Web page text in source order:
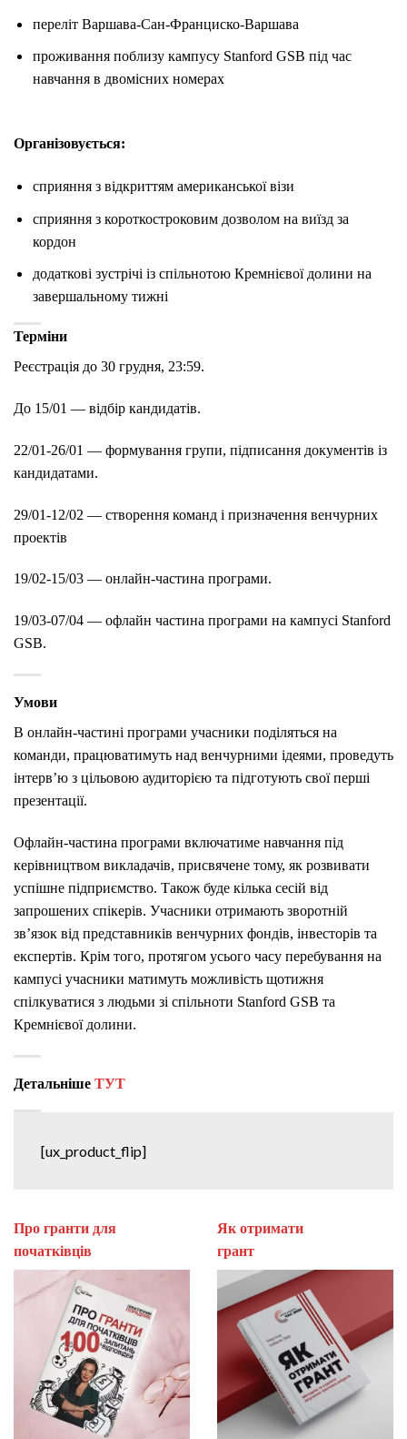
переліт Варшава-Сан-Франциско-Варшава
проживання поблизу кампусу Stanford GSB під час
навчання в двомісних номерах
Організовується:
сприяння з відкриттям американської візи
сприяння з короткостроковим дозволом на виїзд за
кордон
додаткові зустрічі із спільнотою Кремнієвої долини на
завершальному тижні
Терміни
Реєстрація до 30 грудня, 23:59.
До 15/01 — відбір кандидатів.
22/01-26/01 — формування групи, підписання документів із
кандидатами.
29/01-12/02 — створення команд і призначення венчурних
проектів
19/02-15/03 — онлайн-частина програми.
19/03-07/04 — офлайн частина програми на кампусі Stanford
GSB.
Умови
В онлайн-частині програми учасники поділяться на
команди, працюватимуть над венчурними ідеями, проведуть
інтерв’ю з цільовою аудиторією та підготують свої перші
презентації.
Офлайн-частина програми включатиме навчання під
керівництвом викладачів, присвячене тому, як розвивати
успішне підприємство. Також буде кілька сесій від
запрошених спікерів. Учасники отримають зворотній
зв’язок від представників венчурних фондів, інвесторів та
експертів. Крім того, протягом усього часу перебування на
кампусі учасники матимуть можливість щотижня
спілкуватися з людьми зі спільноти Stanford GSB та
Кремнієвої долини.
Детальніше ТУТ
[ux_product_flip]
Про гранти для
початківців
Як отримати